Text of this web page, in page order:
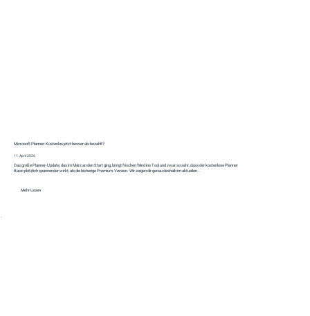
Microsoft Planner: Kostenlos jetzt besser als bezahlt?
11. April 2026
Das große Planner‑Update, das im März an den Start ging, bringt frischen Wind ins Tool und zwar so sehr, dass der kostenlose Planner
Basic plötzlich spannender wirkt, als die bisherige Premium‑Version. Wir zeigen dir genau deshalb im aktuellen...
Mehr Lesen